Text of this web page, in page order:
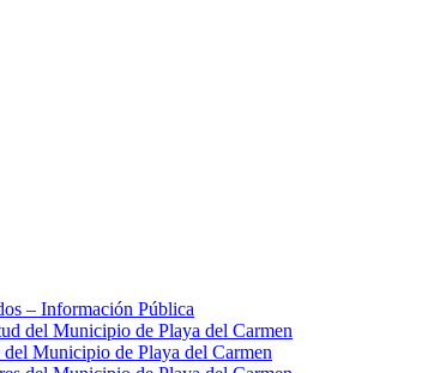
– Información Pública
del Municipio de Playa del Carmen
Municipio de Playa del Carmen